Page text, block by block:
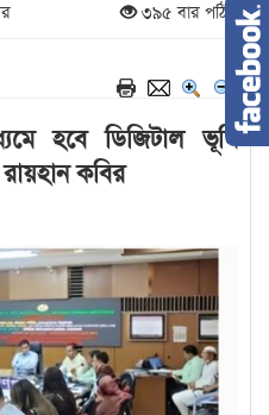
৩৯৫ বার পঠিত
হবে ডিজিটাল ভূমি
কবির